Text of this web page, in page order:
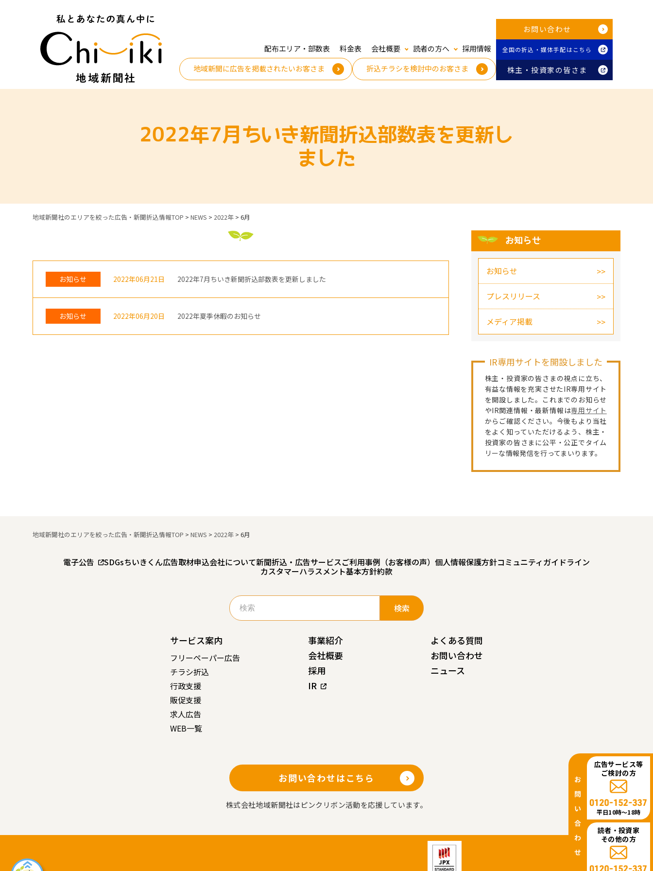
配布エリア・部数表 料金表 会社概要 読者の方へ
採用情報
地域新聞に広告を掲載されたいお客さま
折込チラシを検討中のお客さま
お問い合わせ
全国の折込・媒体手配はこちら
株主・投資家の皆さま
2022年7月ちいき新聞折込部数表を更新し
ました
地域新聞社のエリアを絞った広告・新聞折込情報TOP >NEWS > 2022年 >6月
お知らせ 2022年06月21日 2022年7月ちいき新聞折込部数表を更新しました
お知らせ 2022年06月20日 2022年夏季休暇のお知らせ
お知らせ
お知らせ
プレスリリース
メディア掲載
IR専用サイトを開設しました
株主・投資家の皆さまの視点に立ち、
有益な情報を充実させたIR専用サイト
を開設しました。これまでのお知らせ
やIR関連情報・最新情報は専用サイト
からご確認ください。今後もより当社
をよく知っていただけるよう、株主・
投資家の皆さまに公平・公正でタイム
リーな情報発信を行ってまいります。
地域新聞社のエリアを絞った広告・新聞折込情報TOP >NEWS > 2022年 >6月
電子公告 SDGsちいきくん広告取材申込会社について新聞折込・広告サービスご利用事例（お客様の声） 個人情報保護方針コミュニティガイドライン
カスタマーハラスメント基本方針約款
検
索:
サービス案内
フリーペーパー広告
チラシ折込
行政支援
販促支援
求人広告
WEB一覧
事業紹介
会社概要
採用
IR
よくある質問
お問い合わせ
ニュース
お問い合わせはこちら
株式会社地域新聞社はピンクリボン活動を応援しています。
広告サービス等
ご検討の方
平日10時〜18時
読者・投資家
その他の方